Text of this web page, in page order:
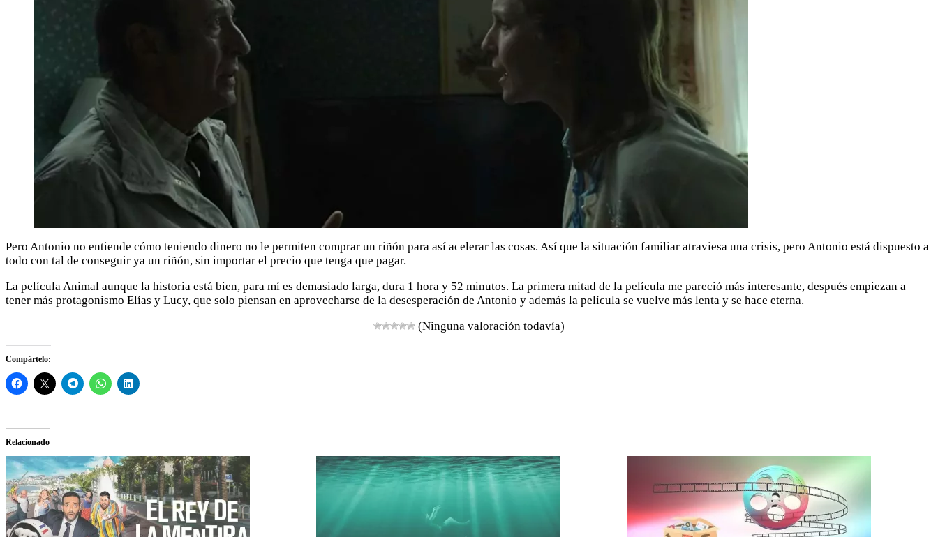
Pero Antonio no entiende cómo teniendo dinero no le permiten comprar un riñón para así acelerar las cosas. Así que la situación familiar atraviesa una crisis, pero Antonio está dispuesto a
todo con tal de conseguir ya un riñón, sin importar el precio que tenga que pagar.
La película Animal aunque la historia está bien, para mí es demasiado larga, dura 1 hora y 52 minutos. La primera mitad de la película me pareció más interesante, después empiezan a
tener más protagonismo Elías y Lucy, que solo piensan en aprovecharse de la desesperación de Antonio y además la película se vuelve más lenta y se hace eterna.
(Ninguna valoración todavía)
Compártelo:
Relacionado